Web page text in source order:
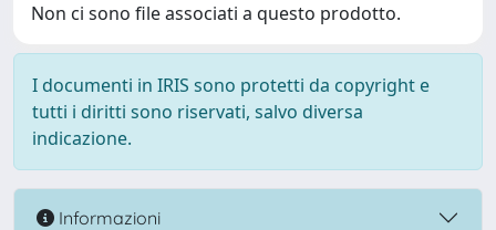
Non ci sono file associati a questo prodotto.
I documenti in IRIS sono protetti da copyright e
tutti i diritti sono riservati, salvo diversa
indicazione.
Informazioni